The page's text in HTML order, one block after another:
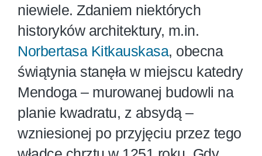
niewiele. Zdaniem niektórych
historyków architektury, m.in.
Norbertasa Kitkauskasa, obecna
świątynia stanęła w miejscu katedry
Mendoga – murowanej budowli na
planie kwadratu, z absydą –
wzniesionej po przyjęciu przez tego